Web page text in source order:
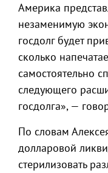
Америка
незаменимую
госдолг будет
сколько
самостоятельно
следующего
госдолга», —
По словам
долларовой
стерилизовать